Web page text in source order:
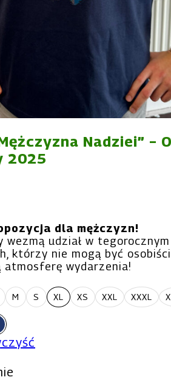
Nadziei” –
2025
dla mężczyzn!
wezmą udział w
którzy nie mogą być
atmosferę wydarzenia!
M S XL XS XXL XXXL